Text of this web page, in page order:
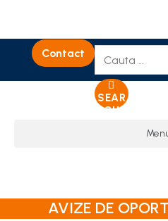
Contact
SEAR
CH
AVIZE DE